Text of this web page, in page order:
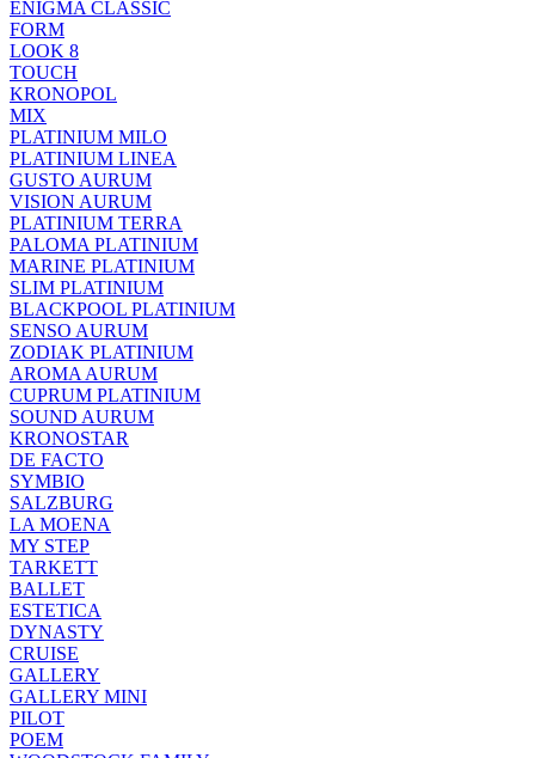
ENIGMA CLASSIC
FORM
LOOK 8
TOUCH
KRONOPOL
MIX
PLATINIUM MILO
PLATINIUM LINEA
GUSTO AURUM
VISION AURUM
PLATINIUM TERRA
PALOMA PLATINIUM
MARINE PLATINIUM
SLIM PLATINIUM
BLACKPOOL PLATINIUM
SENSO AURUM
ZODIAK PLATINIUM
AROMA AURUM
CUPRUM PLATINIUM
SOUND AURUM
KRONOSTAR
DE FACTO
SYMBIO
SALZBURG
LA MOENA
MY STEP
TARKETT
BALLET
ESTETICA
DYNASTY
CRUISE
GALLERY
GALLERY MINI
PILOT
POEM